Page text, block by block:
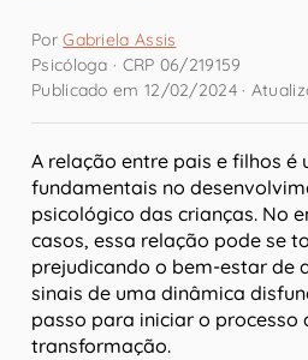
PorGabriela Assis
Psicóloga · CRP 06/219159
Publicado em 12/02/2024 ·
A relação entre pais e filhos é
fundamentais no
psicológico das crianças. No
casos, essa relação pode se
prejudicando o bem-estar de
sinais de uma dinâmica
passo para iniciar o processo
transformação.